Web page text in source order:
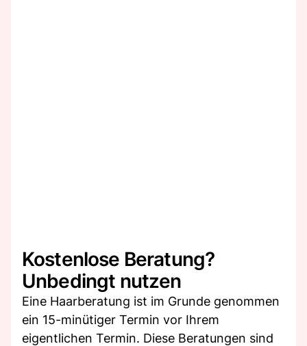
Kostenlose Beratung?
Unbedingt nutzen
Eine Haarberatung ist im Grunde genommen
ein 15-minütiger Termin vor Ihrem
eigentlichen Termin. Diese Beratungen sind